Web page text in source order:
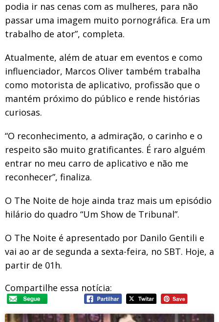
podia ir nas cenas com as mulheres, para não
passar uma imagem muito pornográfica. Era um
trabalho de ator”, completa.
Atualmente, além de atuar em eventos e como
influenciador, Marcos Oliver também trabalha
como motorista de aplicativo, profissão que o
mantém próximo do público e rende histórias
curiosas.
“O reconhecimento, a admiração, o carinho e o
respeito são muito gratificantes. É raro alguém
entrar no meu carro de aplicativo e não me
reconhecer”, finaliza.
O The Noite de hoje ainda traz mais um episódio
hilário do quadro “Um Show de Tribunal”.
O The Noite é apresentado por Danilo Gentili e
vai ao ar de segunda a sexta-feira, no SBT. Hoje, a
partir de 01h.
Compartilhe essa notícia: